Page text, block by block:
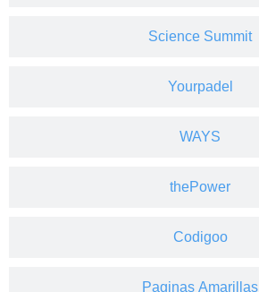
Science Summit
Yourpadel
WAYS
thePower
Codigoo
Paginas Amarillas